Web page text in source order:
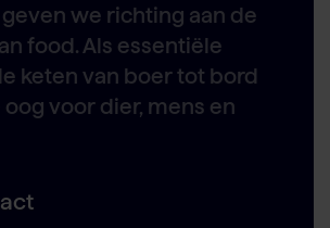
geven we richting aan de
food. Als essentiële
keten van boer tot bord
voor dier, mens en